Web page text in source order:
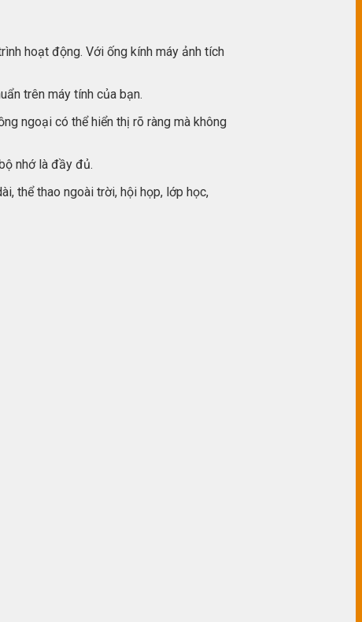
hoạt động. Với ống kính máy ảnh tích
trên máy tính của bạn.
ngoại có thể hiển thị rõ ràng mà không
nhớ là đầy đủ.
thể thao ngoài trời, hội họp, lớp học,